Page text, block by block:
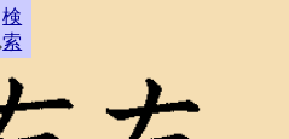
検
索